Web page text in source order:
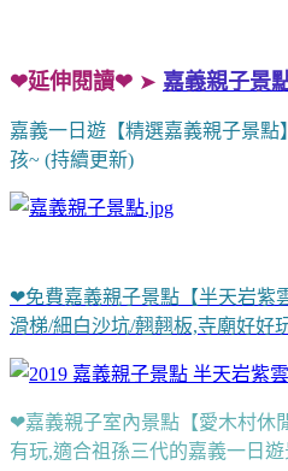
❤延伸閱讀❤ ➤ 嘉義親子景
嘉義一日遊【精選嘉義親子景
孩~ (持續更新)
❤免費嘉義親子景點【半天岩紫
滑梯/細白沙坑/翹翹板,寺廟好好
❤嘉義親子室內景點【愛木村休
有玩,適合祖孫三代的嘉義一日